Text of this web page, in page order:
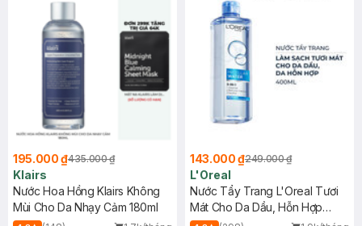
195.000 ₫435.000 ₫
Klairs
Nước Hoa Hồng Klairs Không
Mùi Cho Da Nhạy Cảm 180ml
143.000 ₫249.000 ₫
L'Oreal
Nước Tẩy Trang L'Oreal Tươi
Mát Cho Da Dầu, Hỗn Hợp
400ml